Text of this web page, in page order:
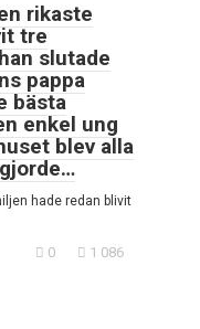
rikaste
tre
slutade
pappa
bästa
enkel ung
blev alla
hade redan blivit
0 1 086